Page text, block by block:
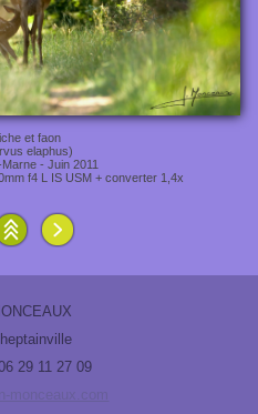
et faon
elaphus)
- Juin 2011
f4 L IS USM + converter 1,4x
29 11 27 09
monceaux.com